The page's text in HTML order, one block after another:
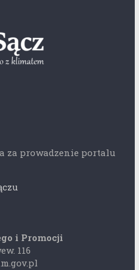
za prowadzenie portalu
i Promocji
116